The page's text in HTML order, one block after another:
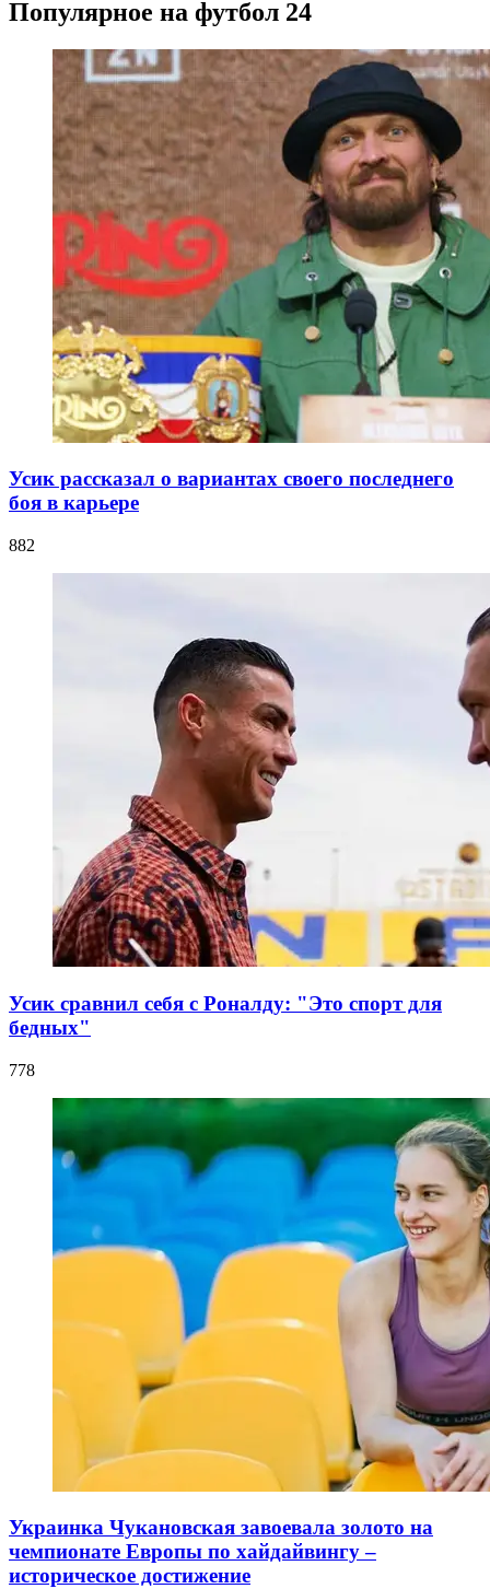
Популярное на футбол 24
Усик рассказал о вариантах своего последнего
боя в карьере
882
Усик сравнил себя с Роналду: "Это спорт для
бедных"
778
Украинка Чукановская завоевала золото на
чемпионате Европы по хайдайвингу –
историческое достижение